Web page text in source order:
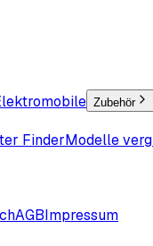
Zubehör
FinderModelle
AGBImpressum